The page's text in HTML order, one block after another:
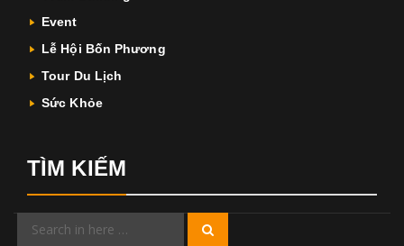
Event
Lễ Hội Bốn Phương
Tour Du Lịch
Sức Khỏe
TÌM KIẾM
Search